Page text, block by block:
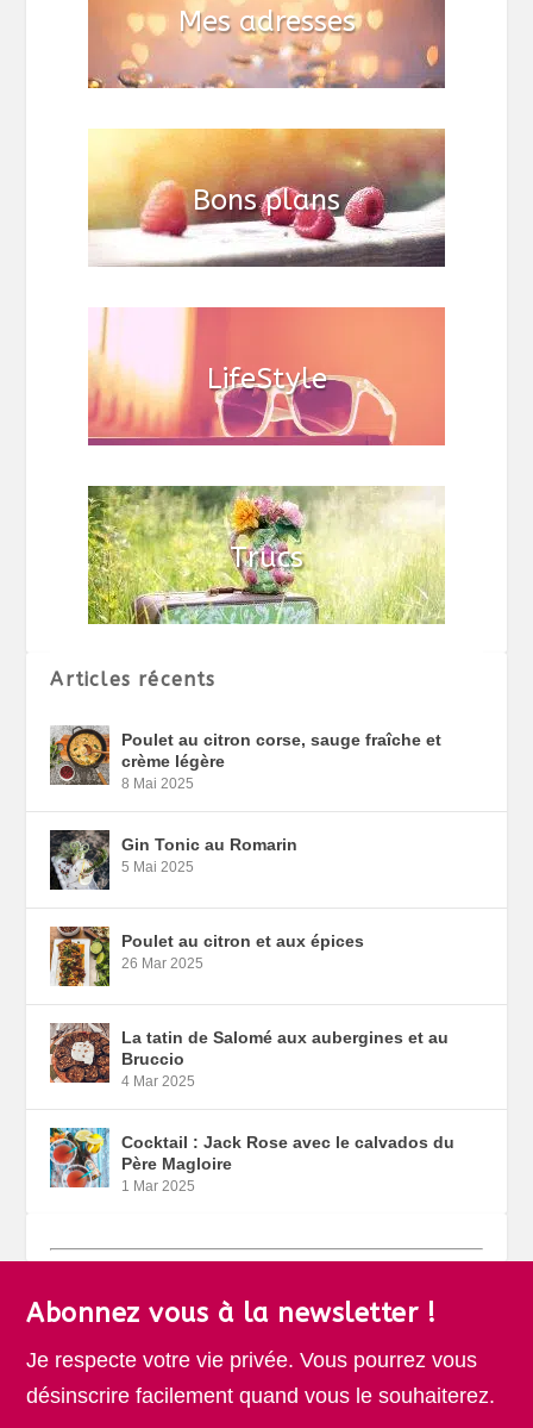
Articles récents
Poulet au citron corse, sauge fraîche et
crème légère
8 Mai 2025
Gin Tonic au Romarin
5 Mai 2025
Poulet au citron et aux épices
26 Mar 2025
La tatin de Salomé aux aubergines et au
Bruccio
4 Mar 2025
Cocktail : Jack Rose avec le calvados du
Père Magloire
1 Mar 2025
Abonnez vous à la newsletter !
Je respecte votre vie privée. Vous pourrez vous
désinscrire facilement quand vous le souhaiterez.